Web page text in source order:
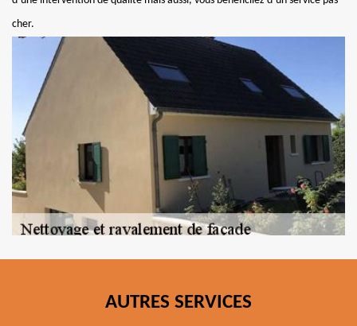
cher.
AUTRES SERVICES